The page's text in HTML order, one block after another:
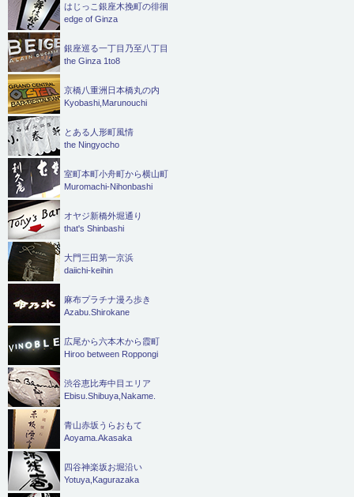
はじっこ銀座木挽町の徘徊
edge of Ginza
銀座巡る一丁目乃至八丁目
the Ginza 1to8
京橋八重洲日本橋丸の内
Kyobashi,Marunouchi
とある人形町風情
the Ningyocho
室町本町小舟町から横山町
Muromachi-Nihonbashi
オヤジ新橋外堀通り
that's Shinbashi
大門三田第一京浜
daiichi-keihin
麻布プラチナ漫ろ歩き
Azabu.Shirokane
広尾から六本木から霞町
Hiroo between Roppongi
渋谷恵比寿中目エリア
Ebisu.Shibuya,Nakame.
青山赤坂うらおもて
Aoyama.Akasaka
四谷神楽坂お堀沿い
Yotuya,Kagurazaka